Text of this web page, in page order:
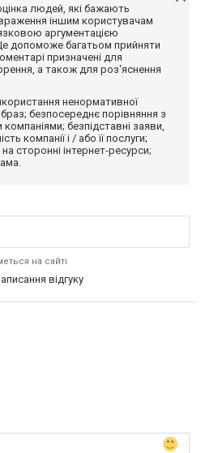
людей, які бажають
іншим користувачам
аргументацією
допоможе багатьом прийняти
призначені для
а також для роз'яснення
ненормативної
безпосереднє порівняння з
безпідставні заяви,
компанії і / або її послуги;
сторонні інтернет-ресурси;
на сайті
відгуку